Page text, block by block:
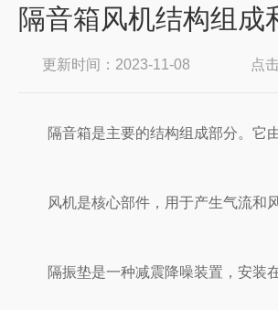
隔音箱风机结构组成
更新时间：2023-11-08 点击
隔音箱是主要的结构组成部分。它由耐
风机是核心部件，用于产生气流和风压
隔振垫是一种减震降噪装置，安装在